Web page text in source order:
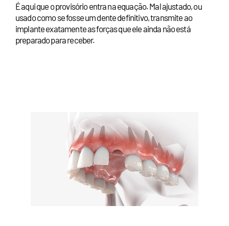
É aqui que o provisório entra na equação. Mal ajustado, ou
usado como se fosse um dente definitivo, transmite ao
implante exatamente as forças que ele ainda não está
preparado para receber.